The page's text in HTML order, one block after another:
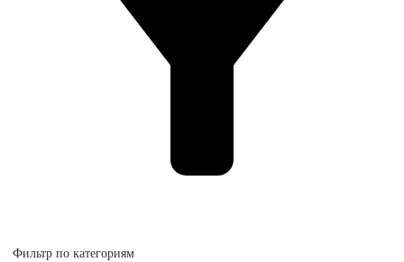
Фильтр по категориям